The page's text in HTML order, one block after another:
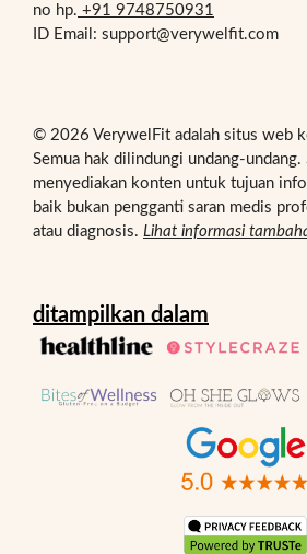
no hp. +91 9748750931
ID Email: support@verywelfit.com
© 2026 VerywelFit adalah situs web
Semua hak dilindungi undang-
menyediakan konten untuk tujuan
baik bukan pengganti saran medis
atau diagnosis. Lihat informasi
ditampilkan dalam